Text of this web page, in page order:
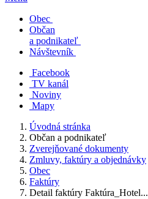
Obec
Občan
a podnikateľ
Návštevník
Facebook
TV kanál
Noviny
Mapy
Úvodná stránka
Občan a podnikateľ
Zverejňované dokumenty
Zmluvy, faktúry a objednávky
Obec
Faktúry
Detail faktúry Faktúra_Hotel...